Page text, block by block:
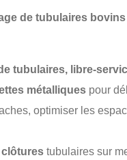
de tubulaires
tubulaires, libre-
métalliques pour
optimiser les
clôtures tubulaires sur